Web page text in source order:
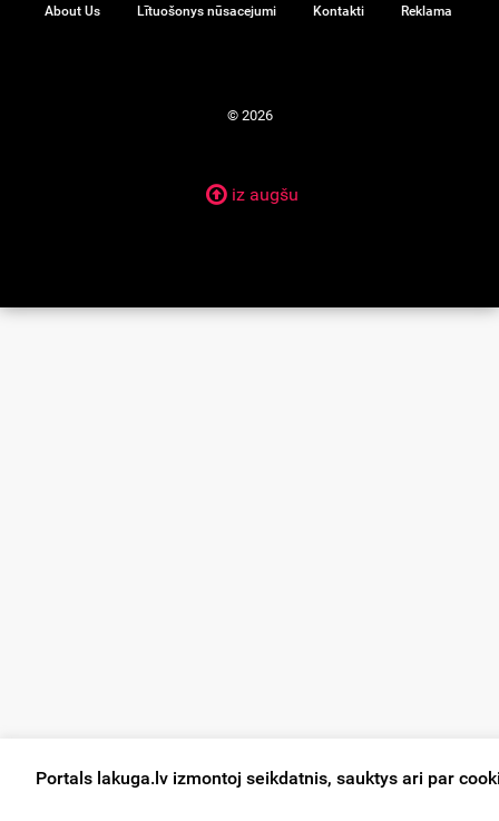
About Us Lītuošonys nūsacejumi Kontakti Reklama
© 2026
iz augšu
Portals lakuga.lv izmontoj seikdatnis, sauktys ari par